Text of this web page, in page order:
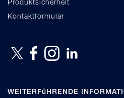
Produktsicherheit
Kontaktformular
WEITERFüHRENDE